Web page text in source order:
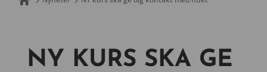
NY KURS SKA GE